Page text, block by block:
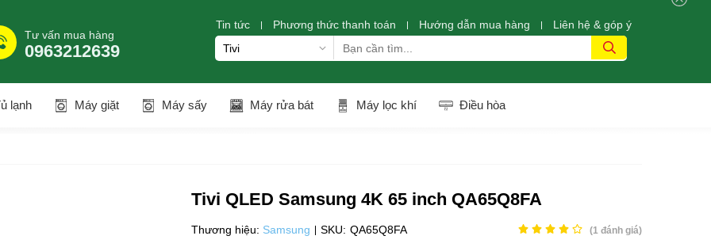
Tư vấn mua hàng
0963212639
Tin tức Phương thức thanh toán Hướng dẫn mua hàng Liên hệ & góp ý
lạnh Máy giặt Máy sấy Máy rửa bát Máy lọc khí Điều hòa
Tivi QLED Samsung 4K 65 inch QA65Q8FA
Thương hiệu: Samsung SKU: QA65Q8FA (1đánh giá)